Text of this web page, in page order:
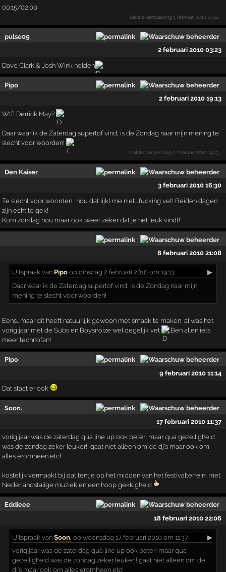
00:15/02:00
laatste aanpassing1 februari 2010 17:52
pulse09
2 februari 2010 03:23
Dave Clark & Josh Wink helden
Pipo
2 februari 2010 19:13
Wtf! Derrick May?
Daar waar ik de Zaterdag supertof vind, is de Zondag naar mijn mening te
slecht voor woorden!
laatste aanpassing 2 februari 2010 19:13
Den Kaiser
3 februari 2010 16:30
Te slecht voor woorden....nou dat lijkt me niet....fucking vet! Beiden dagen
zijn echt te gek!
Kom zondag nou maar ook...weet zeker dat je het leuk vindt!
8 februari 2010 21:08
Uitspraak van Pipo op dinsdag 2 februari 2010 om 19:13:
▶
Daar waar ik de Zaterdag supertof vind, is de Zondag naar mijn
mening te slecht voor woorden!
Eens.. maar dit heeft natuurlijk gewoon met smaak te maken, al was het
vorig jaar met de Subs en Boysnoize wel degelijk vet
Ben allen iets
meer technofan!
Pipo
9 februari 2010 11:14
Dat staat er ook
Soon.
17 februari 2010 11:37
vorig jaar was de zaterdag qua line up ook beter! maar qua gezelligheid
was de zondag zeker leuker!! gaat niet alleen om de dj's maar ook om
alles eromheen etc!
kostelijk vermaakt bij dat tentje op het midden van het festivalterrein, met
Nederlandstalige muziek en een hoop gekkigheid
Eddieee
18 februari 2010 22:06
Uitspraak vanSoon. op woensdag 17 februari 2010 om 11:37:
▶
vorig jaar was de zaterdag qua line up ook beter! maar qua
gezelligheid was de zondag zeker leuker!! gaat niet alleen om de
dj's maar ook om alles eromheen etc!